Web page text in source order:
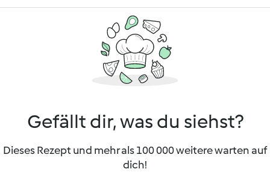
Gefällt dir, was du siehst?
Dieses Rezept und mehr als 100 000 weitere warten auf
dich!